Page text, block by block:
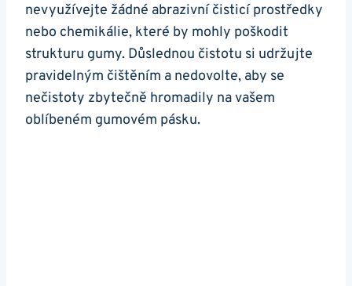
nevyužívejte‌ žádné abrazivní čisticí​ prostředky
⁢nebo chemikálie, které by mohly poškodit
strukturu gumy. Důslednou⁤ čistotu si udržujte​
pravidelným čištěním⁤ a nedovolte, ‌aby se​
nečistoty zbytečně hromadily na vašem
oblíbeném gumovém pásku.